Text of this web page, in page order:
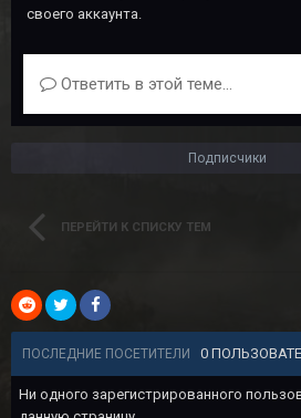
своего аккаунта.
Ответить в этой теме...
Подписчики
ПЕРЕЙТИ К СПИСКУ ТЕМ
ПОСЛЕДНИЕ ПОСЕТИТЕЛИ 0
Ни одного зарегистрированного